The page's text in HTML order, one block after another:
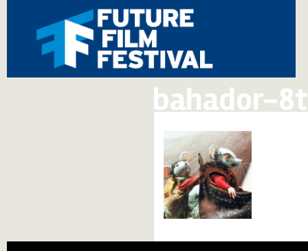
bahador-